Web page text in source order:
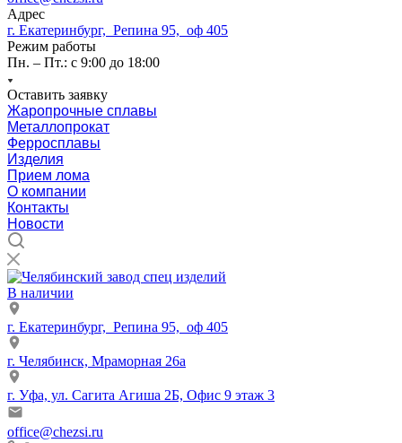
Адрес
г. Екатеринбург, Репина 95, оф 405
Режим работы
Пн. – Пт.: с 9:00 до 18:00
Оставить заявку
Жаропрочные сплавы
Металлопрокат
Ферросплавы
Изделия
Прием лома
О компании
Контакты
Новости
В наличии
г. Екатеринбург, Репина 95, оф 405
г. Челябинск, Мраморная 26а
г. Уфа, ул. Сагита Агиша 2Б, Офис 9 этаж 3
office@chezsi.ru